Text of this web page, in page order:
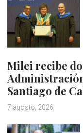
Milei recibe
Santiago de
7 agosto, 2026